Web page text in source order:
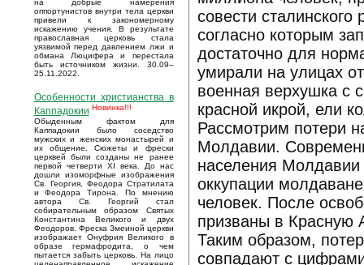
на добрые намерения
оппортунистов внутри тела церкви
привели к закономерному
искажению учения. В результате
православная церковь стала
уязвимой перед давлением лжи и
обмана Люцифера и перестала
быть источником жизни. 30.09–
25.11.2022.
Особенности христианства в
Каппадокии Новинка!!!
Обыденным фактом для
Каппадокии было соседство
мужских и женских монастырей и
их общение. Сюжеты и фрески
церквей были созданы не ранее
первой четверти XI века. До нас
дошли изоморфные изображения
Св. Георгия, Феодора Стратилата
и Феодора Тирона. По мнению
автора Св. Георгий стал
собирательным образом Святых
Константина Великого и двух
Феодоров. Фреска Змеиной церкви
изображает Онуфрия Великого в
образе гермафродита, о чем
пытается забыть церковь. На лицо
совести
согласно которым
достаточно для
умирали на улицах
военная верхушка с
красной икрой, ели
Рассмотрим потери
Молдавии.
населения
оккупации
человек. После
призваны в Красную
Таким образом,
совпадают с